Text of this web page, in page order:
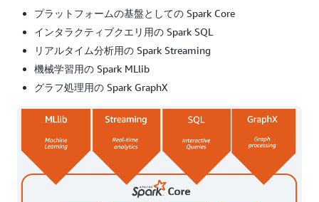
プラットフォームの基盤としての Spark Core
インタラクティブクエリ用の Spark SQL
リアルタイム分析用の Spark Streaming
機械学習用の Spark MLlib
グラフ処理用の Spark GraphX